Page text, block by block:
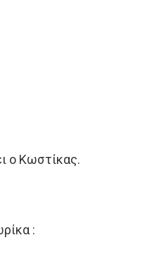
ο Κωστίκας.
: